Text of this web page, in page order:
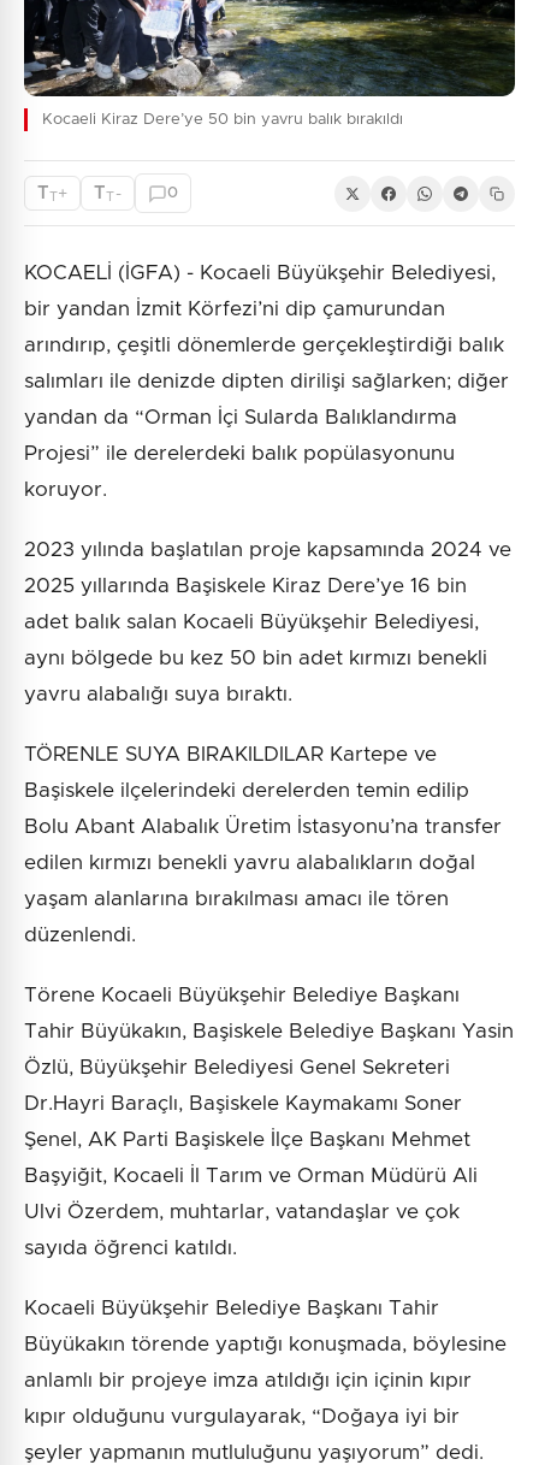
Kocaeli Kiraz Dere’ye 50 bin yavru balık bırakıldı
TT+ TT - 0
KOCAELİ (İGFA) - Kocaeli Büyükşehir Belediyesi,
bir yandan İzmit Körfezi’ni dip çamurundan
arındırıp, çeşitli dönemlerde gerçekleştirdiği balık
salımları ile denizde dipten dirilişi sağlarken; diğer
yandan da “Orman İçi Sularda Balıklandırma
Projesi” ile derelerdeki balık popülasyonunu
koruyor.
2023 yılında başlatılan proje kapsamında 2024 ve
2025 yıllarında Başiskele Kiraz Dere’ye 16 bin
adet balık salan Kocaeli Büyükşehir Belediyesi,
aynı bölgede bu kez 50 bin adet kırmızı benekli
yavru alabalığı suya bıraktı.
TÖRENLE SUYA BIRAKILDILAR Kartepe ve
Başiskele ilçelerindeki derelerden temin edilip
Bolu Abant Alabalık Üretim İstasyonu’na transfer
edilen kırmızı benekli yavru alabalıkların doğal
yaşam alanlarına bırakılması amacı ile tören
düzenlendi.
Törene Kocaeli Büyükşehir Belediye Başkanı
Tahir Büyükakın, Başiskele Belediye Başkanı Yasin
Özlü, Büyükşehir Belediyesi Genel Sekreteri
Dr.Hayri Baraçlı, Başiskele Kaymakamı Soner
Şenel, AK Parti Başiskele İlçe Başkanı Mehmet
Başyiğit, Kocaeli İl Tarım ve Orman Müdürü Ali
Ulvi Özerdem, muhtarlar, vatandaşlar ve çok
sayıda öğrenci katıldı.
Kocaeli Büyükşehir Belediye Başkanı Tahir
Büyükakın törende yaptığı konuşmada, böylesine
anlamlı bir projeye imza atıldığı için içinin kıpır
kıpır olduğunu vurgulayarak, “Doğaya iyi bir
şeyler yapmanın mutluluğunu yaşıyorum” dedi.